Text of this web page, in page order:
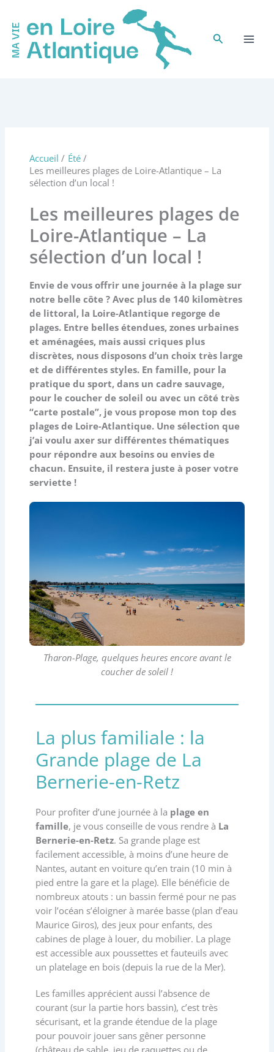
contenu
Rechercher
Accueil
Été
Les meilleures plages de Loire-Atlantique – La
sélection d’un local !
Les meilleures plages de
Loire-Atlantique – La
sélection d’un local !
Envie de vous offrir une journée à la plage sur
notre belle côte ? Avec plus de 140 kilomètres
de littoral, la Loire-Atlantique regorge de
plages. Entre belles étendues, zones urbaines
et aménagées, mais aussi criques plus
discrètes, nous disposons d’un choix très large
et de différentes styles. En famille, pour la
pratique du sport, dans un cadre sauvage,
pour le coucher de soleil ou avec un côté très
“carte postale”, je vous propose mon top des
plages de Loire-Atlantique. Une sélection que
j’ai voulu axer sur différentes thématiques
pour répondre aux besoins ou envies de
chacun. Ensuite, il restera juste à poser votre
serviette !
Tharon-Plage, quelques heures encore avant le
coucher de soleil !
La plus familiale : la
Grande plage de La
Bernerie-en-Retz
Pour profiter d’une journée à la plage en
famille, je vous conseille de vous rendre à La
Bernerie-en-Retz. Sa grande plage est
facilement accessible, à moins d’une heure de
Nantes, autant en voiture qu’en train (10 min à
pied entre la gare et la plage). Elle bénéficie de
nombreux atouts : un bassin fermé pour ne pas
voir l’océan s’éloigner à marée basse (plan d’eau
Maurice Giros), des jeux pour enfants, des
cabines de plage à louer, du mobilier. La plage
est accessible aux poussettes et fauteuils avec
un platelage en bois (depuis la rue de la Mer).
Les familles apprécient aussi l’absence de
courant (sur la partie hors bassin), c’est très
sécurisant, et la grande étendue de la plage
pour pouvoir jouer sans gêner personne